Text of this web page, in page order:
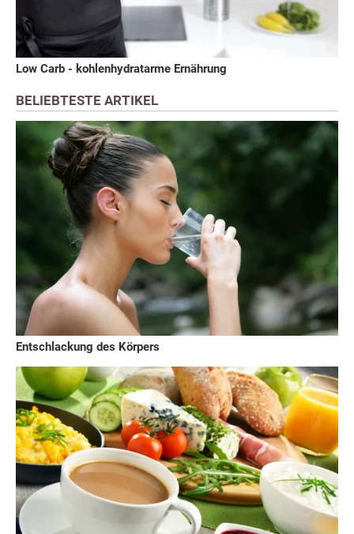
Low Carb - kohlenhydratarme Ernährung
BELIEBTESTE ARTIKEL
Entschlackung des Körpers